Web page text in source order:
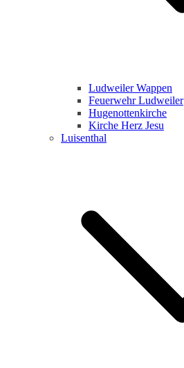
Ludweiler Wappen
Feuerwehr Ludweiler
Hugenottenkirche
Kirche Herz Jesu
Luisenthal